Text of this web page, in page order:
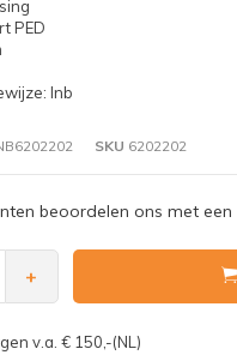
PED
Inb
SKU 6202202
beoordelen ons met een
+
v.a. € 150,-(NL)